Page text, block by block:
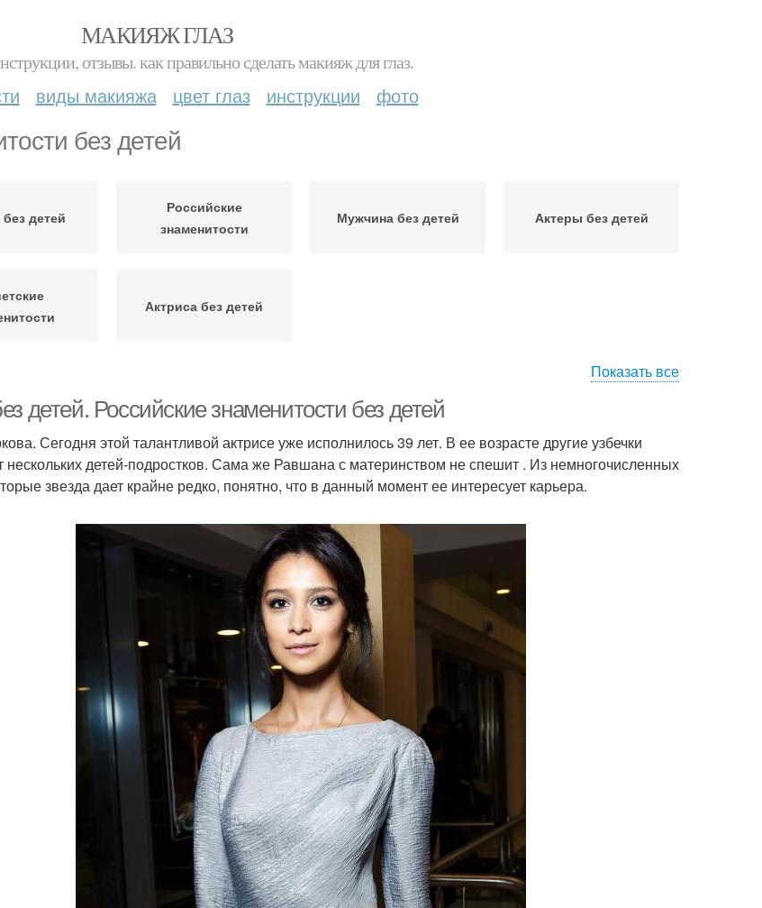
МАКИЯЖ ГЛАЗ
отзывы. как правильно сделать макияж для глаз.
виды макияжа цвет глаз инструкции фото
без детей
детей
Российские
знаменитости
Мужчина без детей Актеры без детей
Актриса без детей
Показать все
детей. Российские знаменитости без детей
Сегодня этой талантливой актрисе уже исполнилось 39 лет. В ее возрасте другие узбечки
нескольких детей-подростков. Сама же Равшана с материнством не спешит . Из немногочисленных
звезда дает крайне редко, понятно, что в данный момент ее интересует карьера.